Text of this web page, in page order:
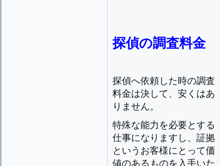
探偵の調査料金
探偵へ依頼した時の調査
料金は決して、安くはあ
りません。
特殊な能力を必要とする
仕事になりますし、証拠
というお客様にとって価
値のあるものを入手いた